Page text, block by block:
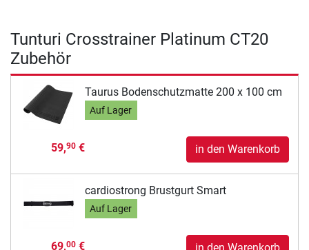
Tunturi Crosstrainer Platinum CT20
Zubehör
Taurus Bodenschutzmatte 200 x 100 cm
Auf Lager
59,90€ in den Warenkorb
cardiostrong Brustgurt Smart
Auf Lager
69,00€ in den Warenkorb